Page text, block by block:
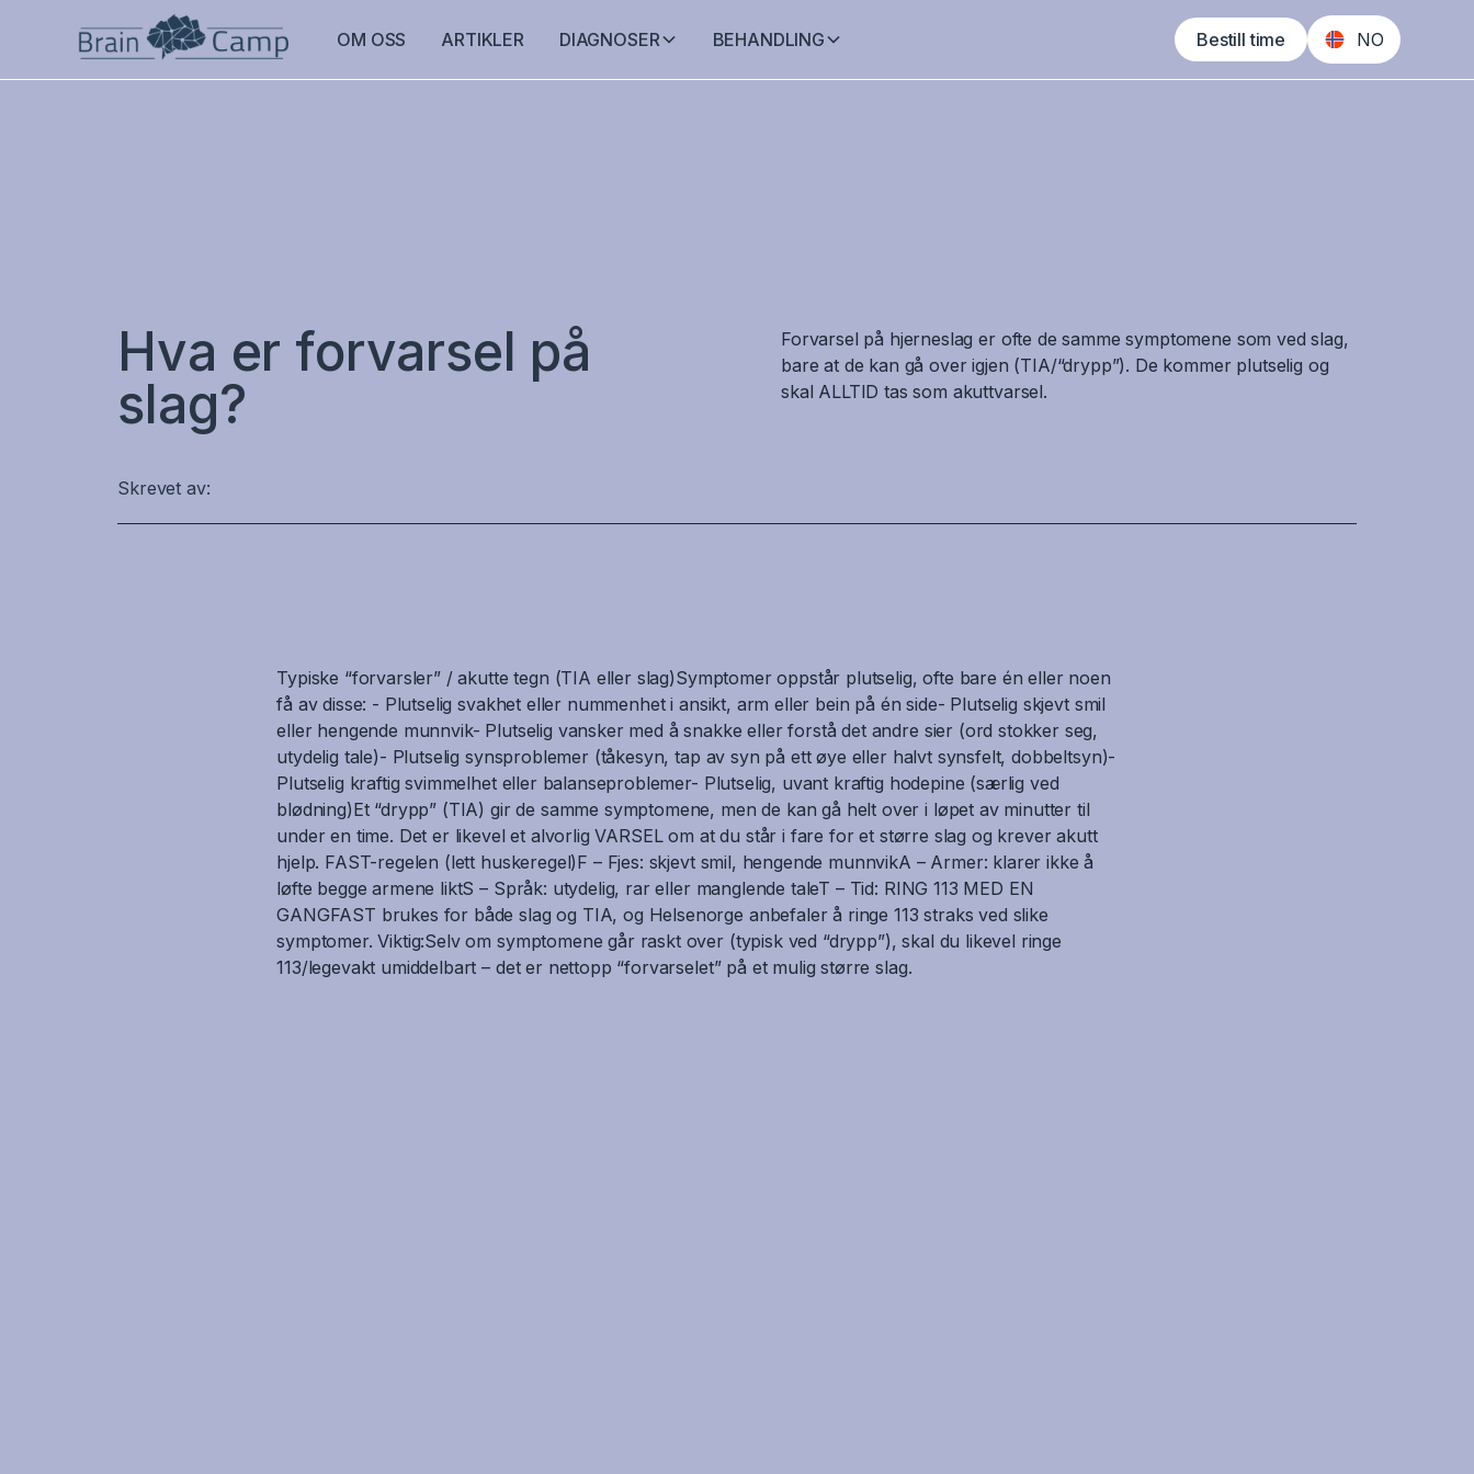
OM OSS ARTIKLER DIAGNOSER BEHANDLING Bestill time NO
Hva er forvarsel på
slag?
Skrevet av:
Forvarsel på hjerneslag er ofte de samme symptomene som ved slag,
bare at de kan gå over igjen (TIA/“drypp”). De kommer plutselig og
skal ALLTID tas som akuttvarsel.
Typiske “forvarsler” / akutte tegn (TIA eller slag)Symptomer oppstår plutselig, ofte bare én eller noen
få av disse: - Plutselig svakhet eller nummenhet i ansikt, arm eller bein på én side- Plutselig skjevt smil
eller hengende munnvik- Plutselig vansker med å snakke eller forstå det andre sier (ord stokker seg,
utydelig tale)- Plutselig synsproblemer (tåkesyn, tap av syn på ett øye eller halvt synsfelt, dobbeltsyn)-
Plutselig kraftig svimmelhet eller balanseproblemer- Plutselig, uvant kraftig hodepine (særlig ved
blødning)Et “drypp” (TIA) gir de samme symptomene, men de kan gå helt over i løpet av minutter til
under en time. Det er likevel et alvorlig VARSEL om at du står i fare for et større slag og krever akutt
hjelp. FAST-regelen (lett huskeregel)F – Fjes: skjevt smil, hengende munnvikA – Armer: klarer ikke å
løfte begge armene liktS – Språk: utydelig, rar eller manglende taleT – Tid: RING 113 MED EN
GANGFAST brukes for både slag og TIA, og Helsenorge anbefaler å ringe 113 straks ved slike
symptomer. Viktig:Selv om symptomene går raskt over (typisk ved “drypp”), skal du likevel ringe
113/legevakt umiddelbart – det er nettopp “forvarselet” på et mulig større slag.